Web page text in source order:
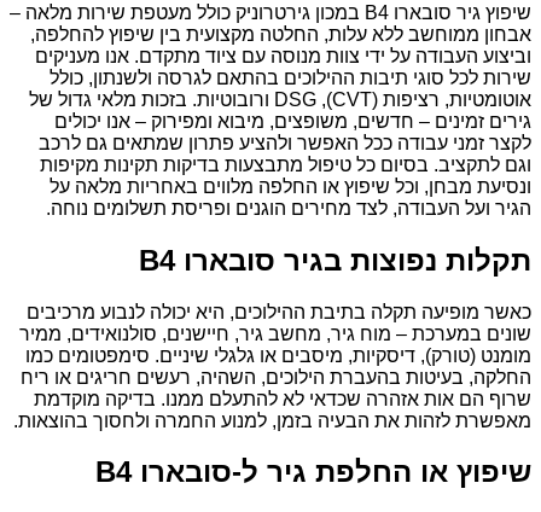
שיפוץ גיר סובארו B4 במכון גירטרוניק כולל מעטפת שירות מלאה –
אבחון ממוחשב ללא עלות, החלטה מקצועית בין שיפוץ להחלפה,
וביצוע העבודה על ידי צוות מנוסה עם ציוד מתקדם. אנו מעניקים
שירות לכל סוגי תיבות ההילוכים בהתאם לגרסה ולשנתון, כולל
אוטומטיות, רציפות (CVT), DSG ורובוטיות. בזכות מלאי גדול של
גירים זמינים – חדשים, משופצים, מיבוא ומפירוק – אנו יכולים
לקצר זמני עבודה ככל האפשר ולהציע פתרון שמתאים גם לרכב
וגם לתקציב. בסיום כל טיפול מתבצעות בדיקות תקינות מקיפות
ונסיעת מבחן, וכל שיפוץ או החלפה מלווים באחריות מלאה על
הגיר ועל העבודה, לצד מחירים הוגנים ופריסת תשלומים נוחה.
תקלות נפוצות בגיר סובארו B4
כאשר מופיעה תקלה בתיבת ההילוכים, היא יכולה לנבוע מרכיבים
שונים במערכת – מוח גיר, מחשב גיר, חיישנים, סולנואידים, ממיר
מומנט (טורק), דיסקיות, מיסבים או גלגלי שיניים. סימפטומים כמו
החלקה, בעיטות בהעברת הילוכים, השהיה, רעשים חריגים או ריח
שרוף הם אות אזהרה שכדאי לא להתעלם ממנו. בדיקה מוקדמת
מאפשרת לזהות את הבעיה בזמן, למנוע החמרה ולחסוך בהוצאות.
שיפוץ או החלפת גיר ל-סובארו B4